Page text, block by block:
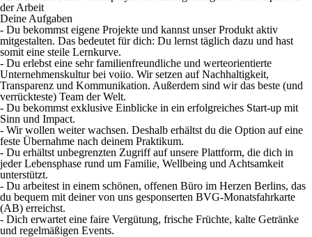
der Arbeit
Deine Aufgaben
- Du bekommst eigene Projekte und kannst unser Produkt aktiv
mitgestalten. Das bedeutet für dich: Du lernst täglich dazu und hast
somit eine steile Lernkurve.
- Du erlebst eine sehr familienfreundliche und werteorientierte
Unternehmenskultur bei voiio. Wir setzen auf Nachhaltigkeit,
Transparenz und Kommunikation. Außerdem sind wir das beste (und
verrückteste) Team der Welt.
- Du bekommst exklusive Einblicke in ein erfolgreiches Start-up mit
Sinn und Impact.
- Wir wollen weiter wachsen. Deshalb erhältst du die Option auf eine
feste Übernahme nach deinem Praktikum.
- Du erhältst unbegrenzten Zugriff auf unsere Plattform, die dich in
jeder Lebensphase rund um Familie, Wellbeing und Achtsamkeit
unterstützt.
- Du arbeitest in einem schönen, offenen Büro im Herzen Berlins, das
du bequem mit deiner von uns gesponserten BVG-Monatsfahrkarte
(AB) erreichst.
- Dich erwartet eine faire Vergütung, frische Früchte, kalte Getränke
und regelmäßigen Events.